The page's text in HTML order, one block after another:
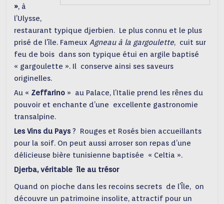
», à
l’Ulysse,
restaurant typique djerbien. Le plus connu et le plus
prisé de l’île. FameuxAgneau à la gargoulette, cuit sur
feu de bois dans son typique étui en argile baptisé
« gargoulette ». Il conserve ainsi ses saveurs
originelles.
Au « Zeffarino » au Palace, l’Italie prend les rênes du
pouvoir et enchante d’une excellente gastronomie
transalpine.
Les Vins du Pays ? Rouges et Rosés bien accueillants
pour la soif. On peut aussi arroser son repas d’une
délicieuse bière tunisienne baptisée « Celtia ».
Djerba, véritable île au trésor
Quand on pioche dans les recoins secrets de l’Île, on
découvre un patrimoine insolite, attractif pour un